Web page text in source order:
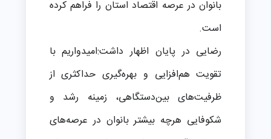
بانوان در عرصه اقتصاد استان را فراهم کرده
است.
رضایی در پایان اظهار داشت:امیدواریم با
تقویت هم‌افزایی و بهره‌گیری حداکثری از
ظرفیت‌های بین‌دستگاهی، زمینه رشد و
شکوفایی هرچه بیشتر بانوان در عرصه‌های